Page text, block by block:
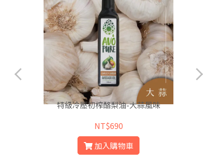
特級冷壓初榨酪梨油-大蒜風味
NT$690
加入購物車